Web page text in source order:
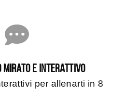
E INTERATTIVO
per allenarti in 8